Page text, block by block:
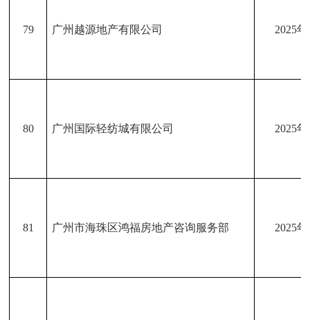
79 广州越源地产有限公司 2025
80 广州国际轻纺城有限公司 2025
81 广州市海珠区鸿福房地产咨询服务部 2025